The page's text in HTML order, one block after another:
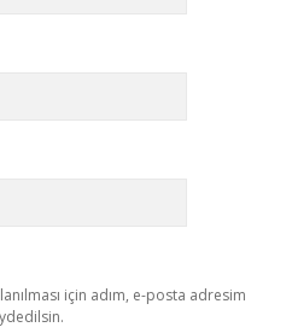
için adım, e-posta adresim